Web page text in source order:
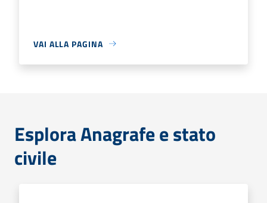
VAI ALLA PAGINA
Esplora Anagrafe e stato
civile